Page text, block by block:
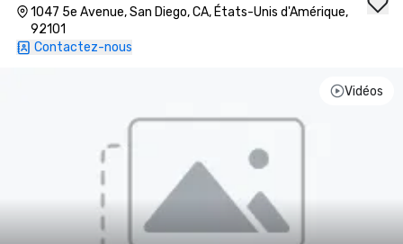
1047 5e Avenue, San Diego, CA, États-Unis d'Amérique,
92101
Contactez-nous
Vidéos